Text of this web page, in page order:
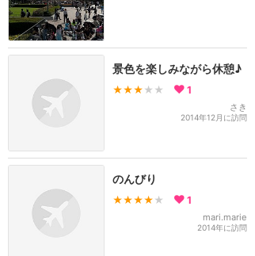
景色を楽しみながら休憩♪
★★★ ★★ 1
さき
2014年12月に訪問
のんびり
★★★★ ★ 1
mari.marie
2014年に訪問